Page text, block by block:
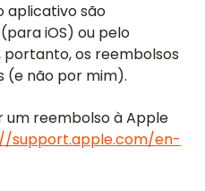
aplicativo são
iOS) ou pelo
os reembolsos
(e não por mim).
um reembolso à Apple
support.apple.com/en-